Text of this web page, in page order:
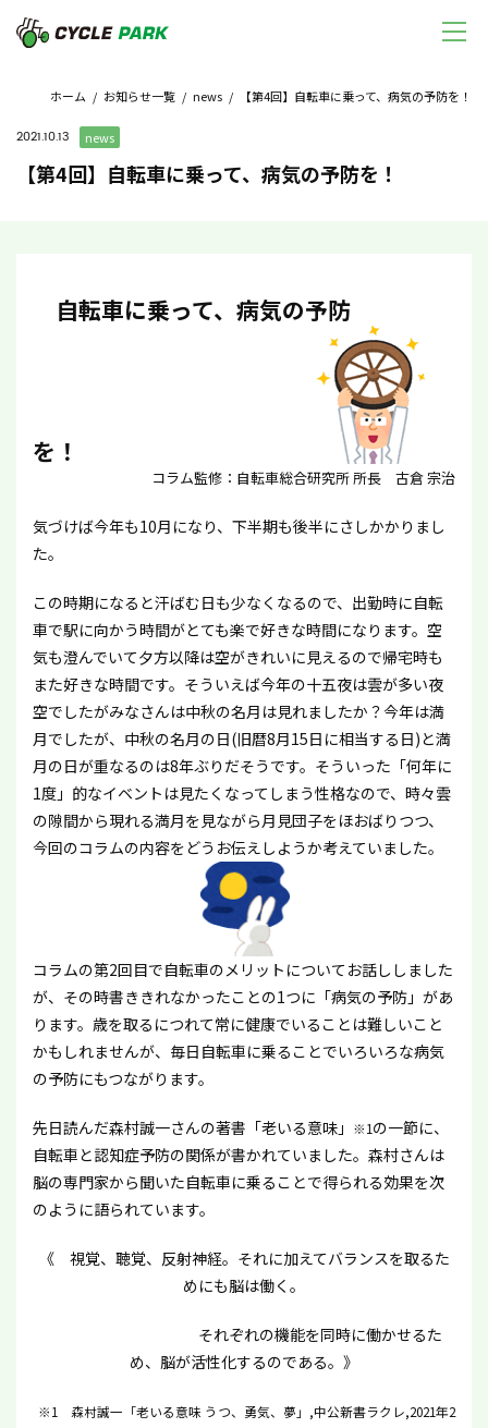
ホーム / お知らせ一覧 / news / 【第4回】自転車に乗って、病気の予防を！
2021.10.13 news
【第4回】自転車に乗って、病気の予防を！
自転車に乗って、病気の予防
を！
コラム監修：自転車総合研究所 所長 古倉 宗治
気づけば今年も10月になり、下半期も後半にさしかかりまし
た。
この時期になると汗ばむ日も少なくなるので、出勤時に自転
車で駅に向かう時間がとても楽で好きな時間になります。空
気も澄んでいて夕方以降は空がきれいに見えるので帰宅時も
また好きな時間です。そういえば今年の十五夜は雲が多い夜
空でしたがみなさんは中秋の名月は見れましたか？今年は満
月でしたが、中秋の名月の日(旧暦8月15日に相当する日)と満
月の日が重なるのは8年ぶりだそうです。そういった「何年に
1度」的なイベントは見たくなってしまう性格なので、時々雲
の隙間から現れる満月を見ながら月見団子をほおばりつつ、
今回のコラムの内容をどうお伝えしようか考えていました。
コラムの第2回目で自転車のメリットについてお話ししました
が、その時書ききれなかったことの1つに「病気の予防」があ
ります。歳を取るにつれて常に健康でいることは難しいこと
かもしれませんが、毎日自転車に乗ることでいろいろな病気
の予防にもつながります。
先日読んだ森村誠一さんの著書「老いる意味」 ※1の一節に、
自転車と認知症予防の関係が書かれていました。森村さんは
脳の専門家から聞いた自転車に乗ることで得られる効果を次
のように語られています。
《 視覚、聴覚、反射神経。それに加えてバランスを取るた
めにも脳は働く。
それぞれの機能を同時に働かせるた
め、脳が活性化するのである。》
※1 森村誠一「老いる意味 うつ、勇気、夢」,中公新書ラクレ,2021年2